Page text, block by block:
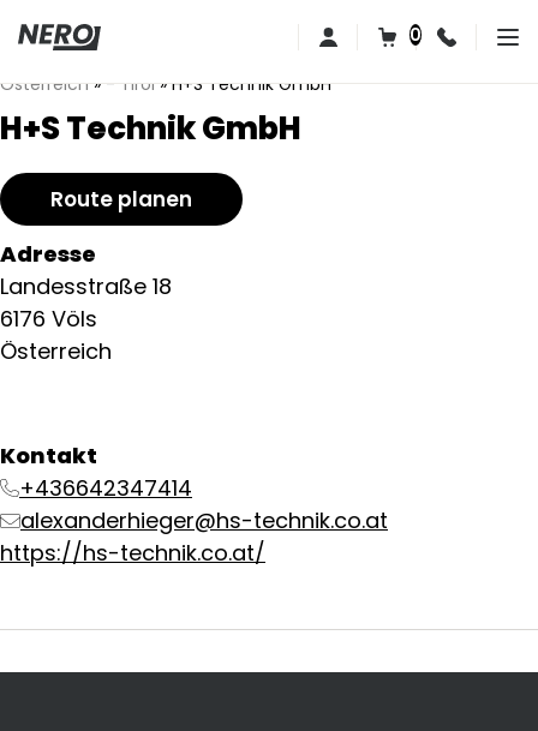
0
Österreich»- Tirol»H+S Technik GmbH
H+S Technik GmbH
Route planen
Adresse
Landesstraße 18
6176 Völs
Österreich
Kontakt
+436642347414
alexanderhieger@hs-technik.co.at
https://hs-technik.co.at/